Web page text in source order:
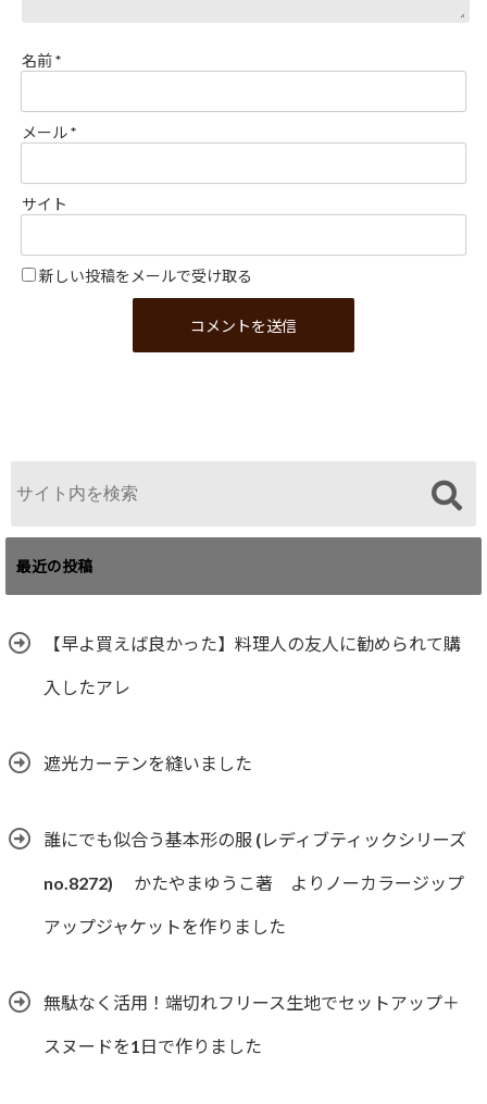
名前*
メール*
サイト
新しい投稿をメールで受け取る
最近の投稿
【早よ買えば良かった】料理人の友人に勧められて購
入したアレ
遮光カーテンを縫いました
誰にでも似合う基本形の服 (レディブティックシリーズ
no.8272) かたやまゆうこ著 よりノーカラージップ
アップジャケットを作りました
無駄なく活用！端切れフリース生地でセットアップ＋
スヌードを1日で作りました